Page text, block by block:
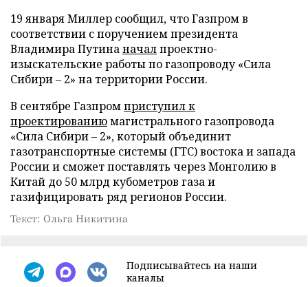
19 января Миллер сообщил, что Газпром в
соответствии с поручением президента
Владимира Путинаначалпроектно-
изыскательские работы по газопроводу «Сила
Сибири – 2» на территории России.
В сентябре Газпромприступил к
проектированиюмагистрального газопровода
«Сила Сибири – 2», который объединит
газотранспортные системы (ГТС) востока и запада
России и сможет поставлять через Монголию в
Китай до 50 млрд кубометров газа и
газифицировать ряд регионов России.
Текст: Ольга Никитина
Подписывайтесь на наши
каналы